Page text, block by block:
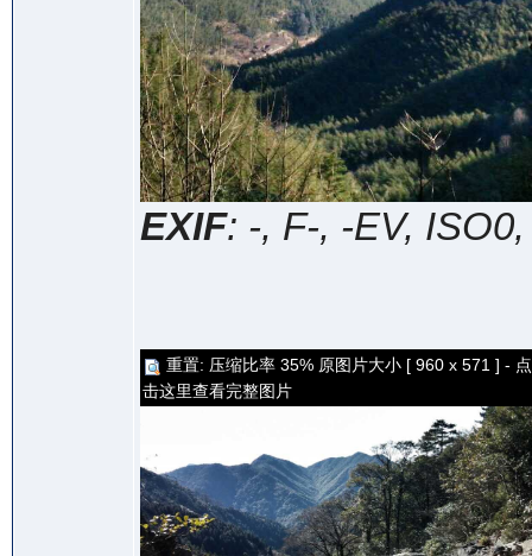
EXIF: -, F-, -EV,
重置: 压缩比率 35% 原图片大小 [ 960 x 571 ] - 点
击这里查看完整图片